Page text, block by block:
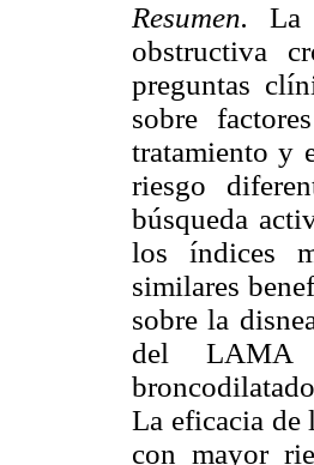
Resumen.La
obstructiva
preguntas
sobre
tratamiento y
riesgo
búsqueda
los índices
similares
sobre la
del LAMA
La eficacia
con mayor